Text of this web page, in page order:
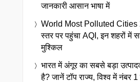
जानकारी आसान भाषा में
World Most Polluted Cities
स्तर पर पहुंचा AQI, इन शहरों में
मुश्किल
भारत में अंगूर का सबसे बड़ा
है? जानें टॉप राज्य, विश्व में नंबर